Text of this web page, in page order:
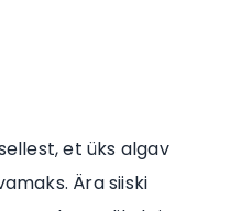
et üks algav
Ära siiski